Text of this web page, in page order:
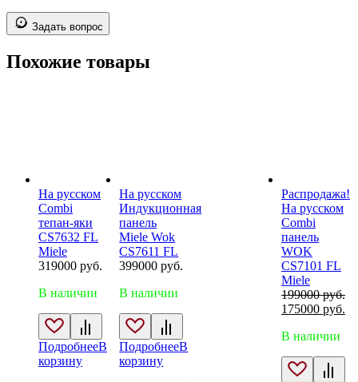
Задать вопрос
Похожие товары
На русском
Combi
тепан-яки
CS7632 FL
Miele
319000 руб.
В наличии
ПодробнееВ
корзину
На русском
Индукционная
панель
Miele Wok
CS7611 FL
399000руб.
В наличии
ПодробнееВ
корзину
Распродажа!
На русском
Combi
панель
WOK
CS7101 FL
Miele
199000руб.
составляла
175000 руб.
В наличии